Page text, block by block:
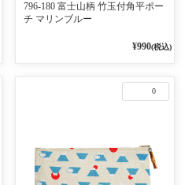
796-180 富士山柄 竹玉付角平ポー
チ マリンブルー
¥990(税込)
0